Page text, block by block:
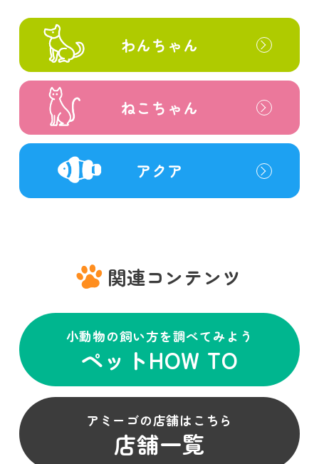
わんちゃん
ねこちゃん
アクア
関連コンテンツ
小動物の飼い方を調べてみよう
ペットHOW TO
アミーゴの店舗はこちら
店舗一覧